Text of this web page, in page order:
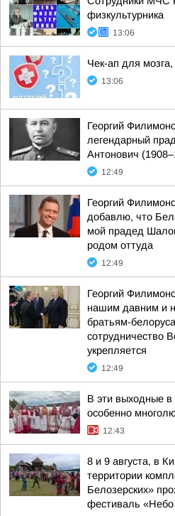
физкультурника
13:06
Чек-ап для мозга,
13:06
Георгий
легендарный
Антонович
12:49
Георгий
добавлю, что
мой прадед
родом оттуда
12:49
Георгий
нашим давним и
братьям-
сотрудничество
укрепляется
12:49
В эти выходные в
особенно
12:43
8 и 9 августа, в
территории
Белозерских»
фестиваль